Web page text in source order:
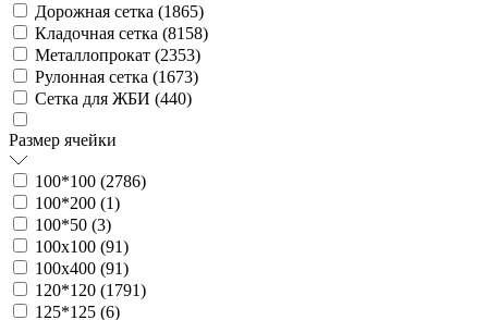
Дорожная сетка (1865)
Кладочная сетка (8158)
Металлопрокат (2353)
Рулонная сетка (1673)
Сетка для ЖБИ (440)
Размер ячейки
100*100 (2786)
100*200 (1)
100*50 (3)
100х100 (91)
100х400 (91)
120*120 (1791)
125*125 (6)